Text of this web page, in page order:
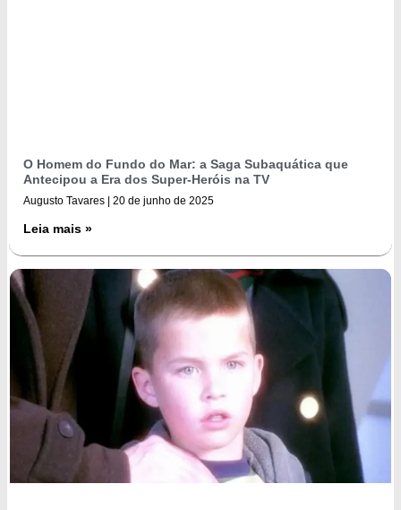
O Homem do Fundo do Mar: a Saga Subaquática que
Antecipou a Era dos Super-Heróis na TV
Augusto Tavares 20 de junho de 2025
Leia mais »